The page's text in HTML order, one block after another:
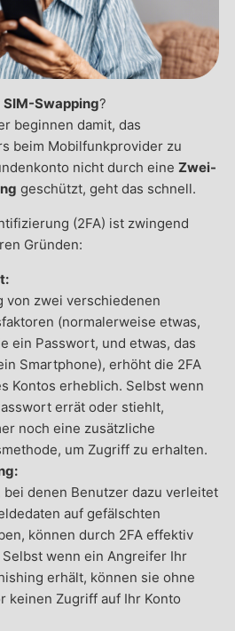
SIM-Swapping?
beginnen damit, das
beim Mobilfunkprovider zu
nicht durch eine Zwei-
geschützt, geht das schnell.
(2FA) ist zwingend
Gründen:
von zwei verschiedenen
(normalerweise etwas,
ein Passwort, und etwas, das
Smartphone), erhöht die 2FA
Kontos erheblich. Selbst wenn
errät oder stiehlt,
noch eine zusätzliche
um Zugriff zu erhalten.
denen Benutzer dazu verleitet
auf gefälschten
können durch 2FA effektiv
wenn ein Angreifer Ihr
erhält, können sie ohne
keinen Zugriff auf Ihr Konto